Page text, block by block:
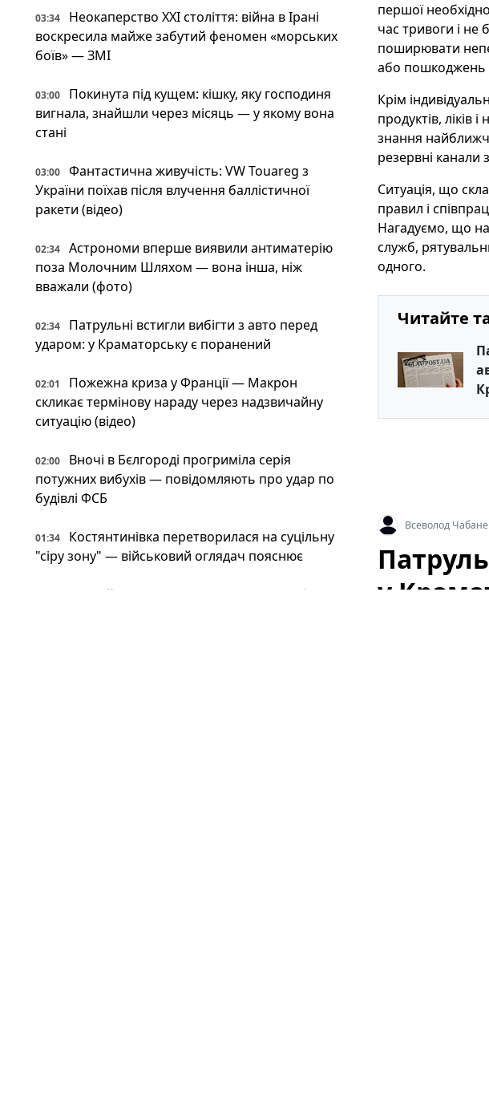
03:34
Неокаперство XXI століття: війна в Ірані
воскресила майже забутий феномен «морських
боїв» — ЗМІ
03:00
Покинута під кущем: кішку, яку господиня
вигнала, знайшли через місяць — у якому вона
стані
03:00
Фантастична живучість: VW Touareg з
України поїхав після влучення баллістичної
ракети (відео)
02:34
Астрономи вперше виявили антиматерію
поза Молочним Шляхом — вона інша, ніж
вважали (фото)
02:34
Патрульні встигли вибігти з авто перед
ударом: у Краматорську є поранений
02:01
Пожежна криза у Франції — Макрон
скликає термінову нараду через надзвичайну
ситуацію (відео)
02:00
Вночі в Бєлгороді прогриміла серія
потужних вибухів — повідомляють про удар по
будівлі ФСБ
01:34
Костянтинівка перетворилася на суцільну
"сіру зону" — військовий оглядач пояснює
У російському Бєлгороді лунають вибухи:
першої
час тривоги і не
поширювати
або пошкоджень
Крім
продуктів, ліків
знання
резервні канали
Ситуація, що
правил і
Нагадуємо, що
служб,
одного.
Читайте
Всеволод
у